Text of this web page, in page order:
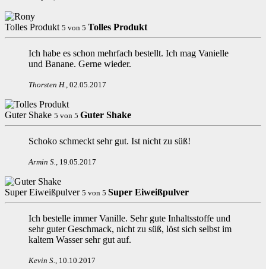
Tolles Produkt 5 von 5 Tolles Produkt
Ich habe es schon mehrfach bestellt. Ich mag Vanielle
und Banane. Gerne wieder.
Thorsten H., 02.05.2017
Guter Shake 5 von 5 Guter Shake
Schoko schmeckt sehr gut. Ist nicht zu süß!
Armin S., 19.05.2017
Super Eiweißpulver 5 von 5 Super Eiweißpulver
Ich bestelle immer Vanille. Sehr gute Inhaltsstoffe und
sehr guter Geschmack, nicht zu süß, löst sich selbst im
kaltem Wasser sehr gut auf.
Kevin S., 10.10.2017